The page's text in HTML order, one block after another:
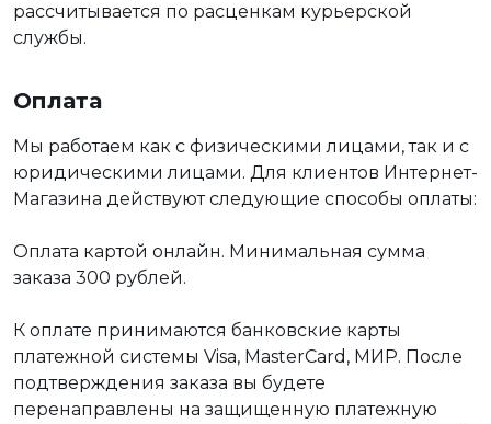
рассчитывается по расценкам курьерской
службы.
Оплата
Мы работаем как с физическими лицами, так и с
юридическими лицами. Для клиентов Интернет-
Магазина действуют следующие способы оплаты:
Оплата картой онлайн. Минимальная сумма
заказа 300 рублей.
К оплате принимаются банковские карты
платежной системы Visa, MasterCard, МИР. После
подтверждения заказа вы будете
перенаправлены на защищенную платежную